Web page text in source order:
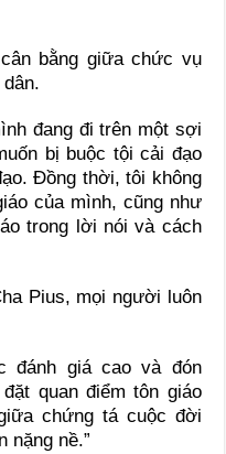
bằng giữa chức vụ
đang đi trên một sợi
bị buộc tội cải đạo
Đồng thời, tôi không
của mình, cũng như
trong lời nói và cách
Pius, mọi người luôn
đánh giá cao và đón
quan điểm tôn giáo
chứng tá cuộc đời
nặng nề.”